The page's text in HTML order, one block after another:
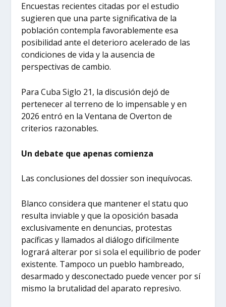
Encuestas recientes citadas por el estudio
sugieren que una parte significativa de la
población contempla favorablemente esa
posibilidad ante el deterioro acelerado de las
condiciones de vida y la ausencia de
perspectivas de cambio.
Para Cuba Siglo 21, la discusión dejó de
pertenecer al terreno de lo impensable y en
2026 entró en la Ventana de Overton de
criterios razonables.
Un debate que apenas comienza
Las conclusiones del dossier son inequívocas.
Blanco considera que mantener el statu quo
resulta inviable y que la oposición basada
exclusivamente en denuncias, protestas
pacíficas y llamados al diálogo difícilmente
logrará alterar por si sola el equilibrio de poder
existente. Tampoco un pueblo hambreado,
desarmado y desconectado puede vencer por sí
mismo la brutalidad del aparato represivo.